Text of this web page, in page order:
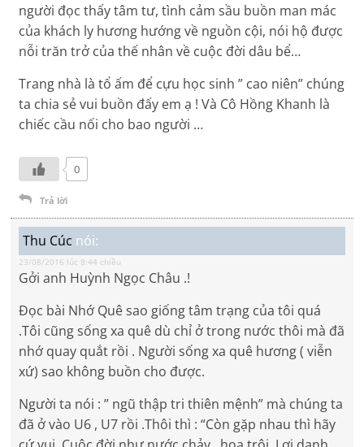
người đọc thấy tâm tư, tình cảm sầu buồn man mác
của khách ly hương hướng về nguồn cội, nói hộ được
nỗi trăn trở của thế nhân về cuộc đời dâu bể…
Trang nhà là tổ ấm để cựu học sinh ” cao niên” chúng
ta chia sẻ vui buồn đấy em ạ ! Và Cô Hồng Khanh là
chiếc cầu nối cho bao người …
0
Trả lời
Thu Cúc nói:
23/08/2016 lúc 8:44 chiều
Gởi anh Huỳnh Ngọc Châu .!
Đọc bài Nhớ Quê sao giống tâm trạng của tôi quá
.Tôi cũng sống xa quê dù chỉ ở trong nước thôi mà đã
nhớ quay quắt rồi . Người sống xa quê hương ( viễn
xứ) sao không buồn cho được.
Người ta nói : ” ngũ thập tri thiên mệnh” mà chúng ta
đã ở vào U6 , U7 rồi .Thôi thì : “Còn gặp nhau thì hãy